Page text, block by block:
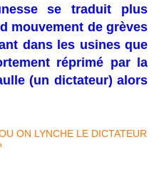
se traduit plus
mouvement de grèves
dans les usines que
réprimé par la
(un dictateur) alors